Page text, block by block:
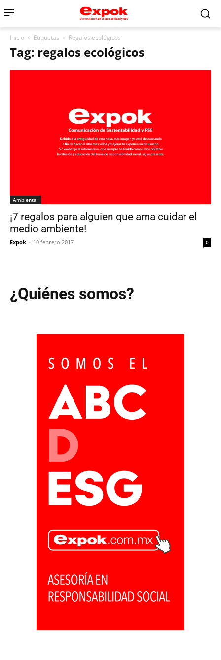
Inicio Etiquetas Regalos ecológicos
Tag: regalos ecológicos
Ambiental
¡7 regalos para alguien que ama cuidar el
medio ambiente!
Expok - 10 febrero 2017 0
¿Quiénes somos?